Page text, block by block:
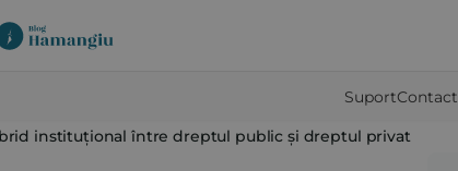
SuportContact
instituțional între dreptul public și dreptul privat